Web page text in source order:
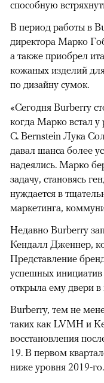
способную
В период работы в
директора Марко
а также приобрел
кожаных изделий
по дизайну сумок.
00:00 /
«Сегодня Burberry
когда Марко встал у
C. Bernstein Лука
давал шанса более
надеялись. Марко
задачу, становясь
нуждается в
маркетинга,
Недавно Burberry
Кендалл Дженнер,
Представление
успешных инициатив
открыла ему двери
Burberry, тем не
таких как LVMH и
восстановления
19. В первом
ниже уровня 2019-го.